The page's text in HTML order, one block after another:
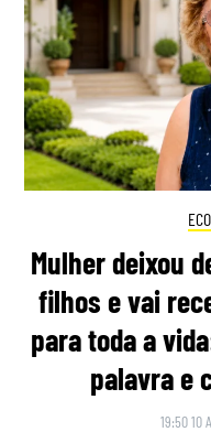
Mulher deixou
filhos e vai
para toda a
palavra e
19:50 10